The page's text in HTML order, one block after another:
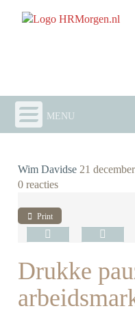
menu
Wim Davidse 21
0 reacties
Print
Drukke